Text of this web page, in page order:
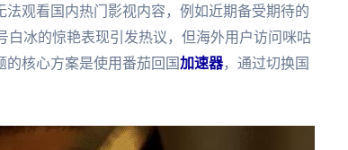
观看国内热门影视内容，例如近期备受期待的
冰的惊艳表现引发热议，但海外用户访问咪咕
的核心方案是使用番茄回国加速器，通过切换国